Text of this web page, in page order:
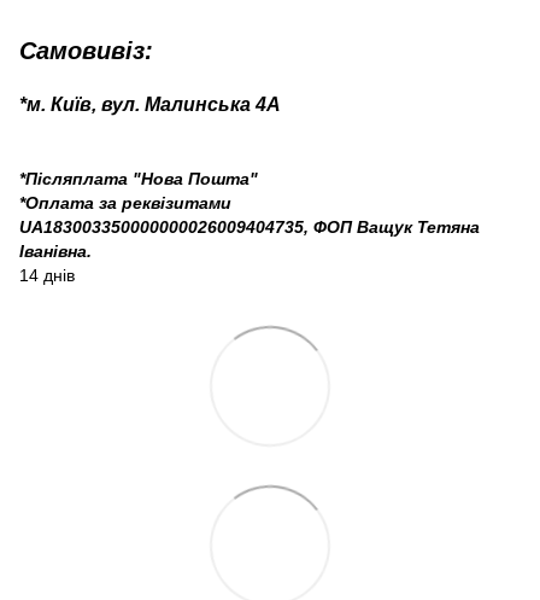
Самовивіз:
*м. Київ, вул. Малинська 4А
*Післяплата "Нова Пошта"
*Оплата за реквізитами
UA183003350000000026009404735, ФОП Ващук Тетяна
Іванівна.
14 днів